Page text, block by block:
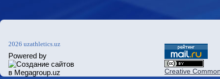
2026 uzathletics.uz
Powered by
Creative